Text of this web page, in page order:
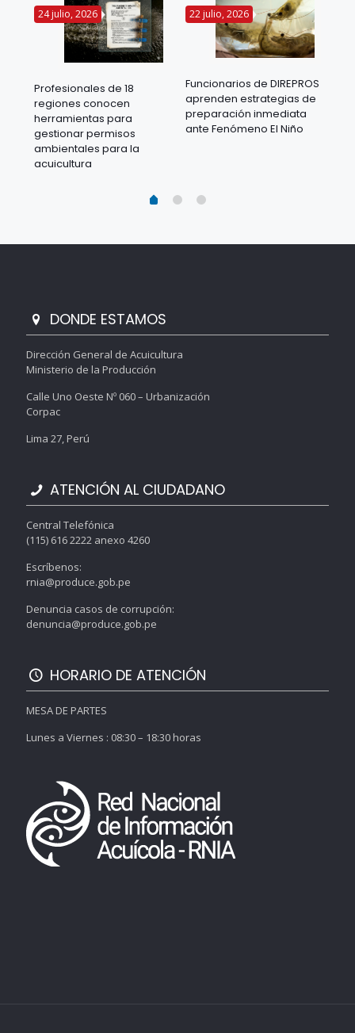
24 julio, 2026
Profesionales de 18
regiones conocen
herramientas para
gestionar permisos
ambientales para la
acuicultura
22 julio, 2026
Funcionarios de DIREPROS
aprenden estrategias de
preparación inmediata
ante Fenómeno El Niño
DONDE ESTAMOS
Dirección General de Acuicultura
Ministerio de la Producción
Calle Uno Oeste Nº 060 – Urbanización
Corpac
Lima 27, Perú
ATENCIÓN AL CIUDADANO
Central Telefónica
(115) 616 2222 anexo 4260
Escríbenos:
rnia@produce.gob.pe
Denuncia casos de corrupción:
denuncia@produce.gob.pe
HORARIO DE ATENCIÓN
MESA DE PARTES
Lunes a Viernes : 08:30 – 18:30 horas